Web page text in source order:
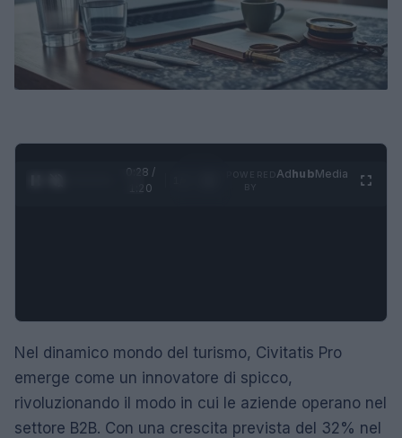
0:29 /
1:20
AdhubMedia
Nel dinamico mondo del turismo, Civitatis Pro
emerge come un innovatore di spicco,
rivoluzionando il modo in cui le aziende operano nel
settore B2B. Con una crescita prevista del 32% nel